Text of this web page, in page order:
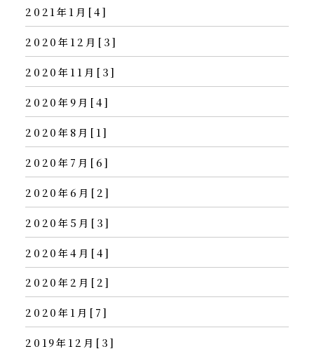
2021年1月[4]
2020年12月[3]
2020年11月[3]
2020年9月[4]
2020年8月[1]
2020年7月[6]
2020年6月[2]
2020年5月[3]
2020年4月[4]
2020年2月[2]
2020年1月[7]
2019年12月[3]